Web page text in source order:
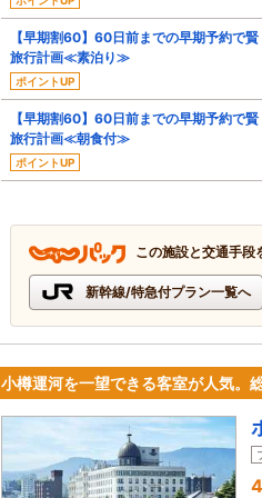
【早期割60】60日前までの早期予約で賢
旅行計画≪素泊り≫
ポイントUP
【早期割60】60日前までの早期予約で賢
旅行計画≪朝食付≫
ポイントUP
この施設と交通手段
新幹線/特急付プラン一覧へ
小樽運河を一望できる客室が人気。